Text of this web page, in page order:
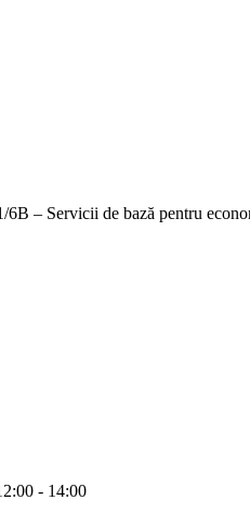
– Servicii de bază pentru
- 14:00